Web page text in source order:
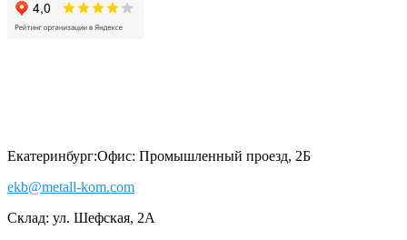
Екатеринбург:Офис: Промышленный проезд, 2Б
ekb@metall-kom.com
Склад: ул. Шефская, 2А